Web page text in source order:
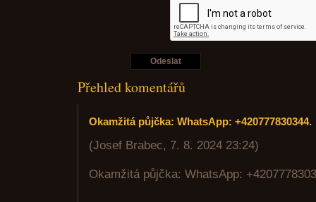
Přehled komentářů
Okamžitá půjčka: WhatsApp: +420777830344.
(Josef Brabec, 7. 8. 2024 23:24)
Okamžitá půjčka: WhatsApp: